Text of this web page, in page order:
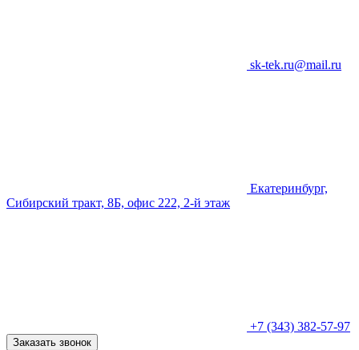
sk-tek.ru@mail.ru
Екатеринбург,
Сибирский тракт, 8Б, офис 222, 2-й этаж
+7 (343) 382-57-97
Заказать звонок